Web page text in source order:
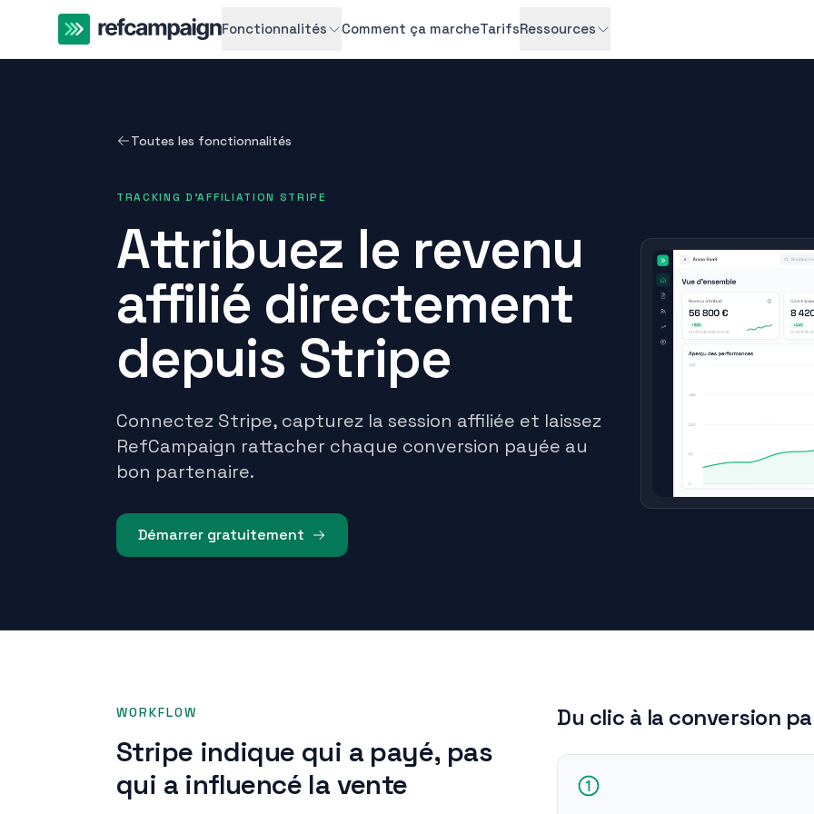
Fonctionnalités Comment ça marcheTarifsRessources
Toutes les fonctionnalités
TRACKING D’AFFILIATION STRIPE
Attribuez le revenu
affilié directement
depuis Stripe
Connectez Stripe, capturez la session affiliée et laissez
RefCampaign rattacher chaque conversion payée au
bon partenaire.
Démarrer gratuitement
WORKFLOW
Stripe indique qui a payé, pas
qui a influencé la vente
Du clic à la conversion